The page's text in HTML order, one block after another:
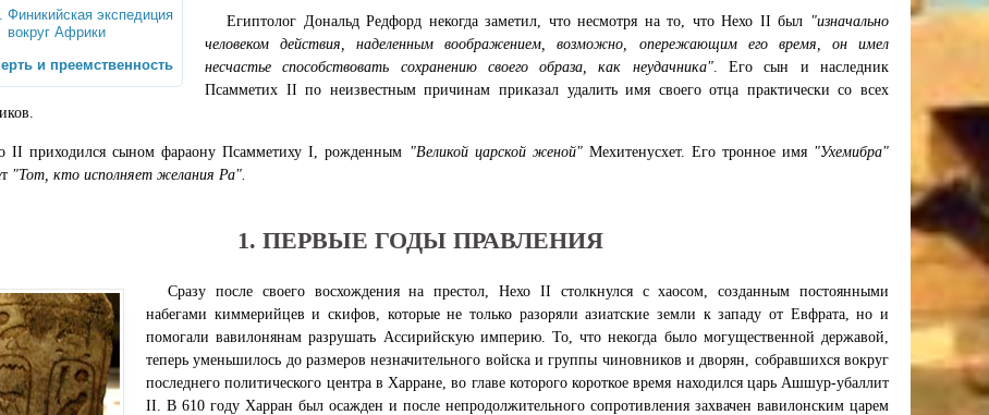
Финикийская экспедиция
вокруг Африки
и преемственность
Египтолог Дональд Редфорд некогда заметил, что несмотря на то, что Нехо II был "изначально
человеком действия, наделенным воображением, возможно, опережающим его время, он имел
несчастье способствовать сохранению своего образа, как неудачника". Его сын и наследник
Псамметих II по неизвестным причинам приказал удалить имя своего отца практически со всех
II приходился сыном фараону Псамметиху I, рожденным "Великой царской женой"Мехитенусхет. Его тронное имя "Ухемибра"
"Тот, кто исполняет желания Ра".
1. ПЕРВЫЕ ГОДЫ ПРАВЛЕНИЯ
Сразу после своего восхождения на престол, Нехо II столкнулся с хаосом, созданным постоянными
набегами киммерийцев и скифов, которые не только разоряли азиатские земли к западу от Евфрата, но и
помогали вавилонянам разрушать Ассирийскую империю. То, что некогда было могущественной державой,
теперь уменьшилось до размеров незначительного войска и группы чиновников и дворян, собравшихся вокруг
последнего политического центра в Харране, во главе которого короткое время находился царь Ашшур-убаллит
II. В 610 году Харран был осажден и после непродолжительного сопротивления захвачен вавилонским царем